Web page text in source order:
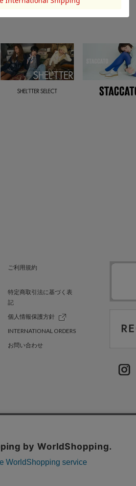
ご利用規約
特定商取引法に基づく表
記
個人情報保護方針
INTERNATIONAL ORDERS
お問い合わせ
採用情報